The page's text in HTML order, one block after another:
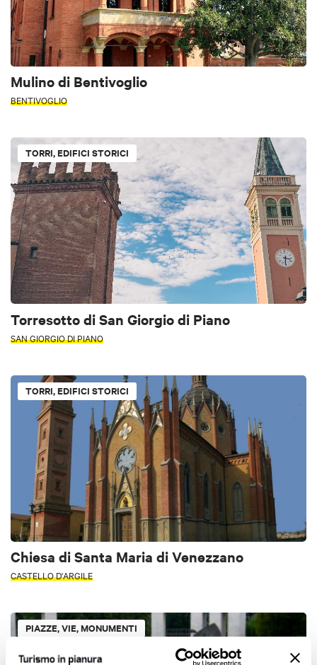
Mulino di Bentivoglio
BENTIVOGLIO
TORRI, EDIFICI STORICI
Torresotto di San Giorgio di Piano
SAN GIORGIO DI PIANO
TORRI, EDIFICI STORICI
Chiesa di Santa Maria di Venezzano
CASTELLO D'ARGILE
PIAZZE, VIE, MONUMENTI